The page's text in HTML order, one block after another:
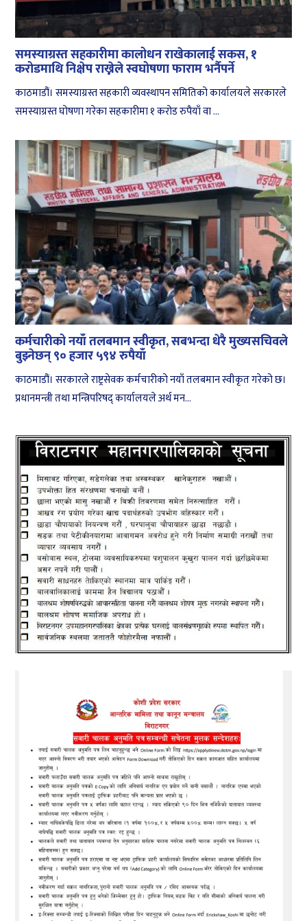
समस्याग्रस्त सहकारीमा कालोधन राखेकालाई सकस, १
करोडमाथि निक्षेप राख्नेले स्वघोषणा फाराम भर्नैपर्ने
काठमाडौं। समस्याग्रस्त सहकारी व्यवस्थापन समितिको कार्यालयले सरकारले
समस्याग्रस्त घोषणा गरेका सहकारीमा १ करोड रुपैयाँ वा ...
कर्मचारीको नयाँ तलबमान स्वीकृत, सबभन्दा धेरै मुख्यसचिवले
बुझ्नेछन् ९० हजार ५९४ रुपैयाँ
काठमाडौं। सरकारले राष्ट्रसेवक कर्मचारीको नयाँ तलबमान स्वीकृत गरेको छ।
प्रधानमन्त्री तथा मन्त्रिपरिषद् कार्यालयले अर्थ मन...